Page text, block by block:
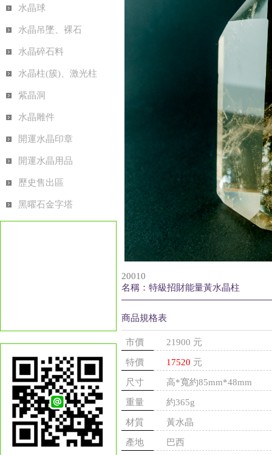
水晶球
水晶吊墜、裸石
水晶碎石料
水晶柱(簇)、激光柱
紫晶洞
水晶雕件
開運水晶印章
開運水晶用品
歷史售出區
黑曜石金字塔
20010
名稱：特級招財能量黃水晶柱
商品規格表
市價 21900 元
特價 17520 元
尺寸 高*寬約85mm*48mm
重量 約365g
材質 黃水晶
產地 巴西